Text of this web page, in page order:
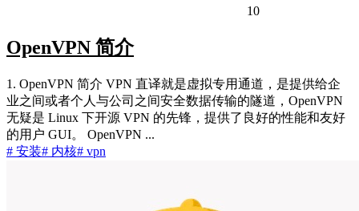
10
OpenVPN 简介
1. OpenVPN 简介 VPN 直译就是虚拟专用通道，是提供给企
业之间或者个人与公司之间安全数据传输的隧道，OpenVPN
无疑是 Linux 下开源 VPN 的先锋，提供了良好的性能和友好
的用户 GUI。 OpenVPN ...
# 安装# 内核# vpn